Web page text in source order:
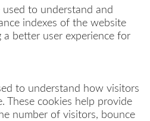
used to understand and
indexes of the website
better user experience for
to understand how visitors
These cookies help provide
number of visitors, bounce